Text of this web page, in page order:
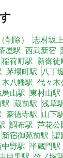
削除） 志村坂
屋駅 西武新宿
稲荷町駅 新御徒
茅場町駅 八丁
八幡駅 代々木
山駅 東村山駅
蔵前駅 浅草
豪徳寺駅 山下
調布駅 芦花公
新宿御苑前駅 聖
中野駅 半蔵門駅